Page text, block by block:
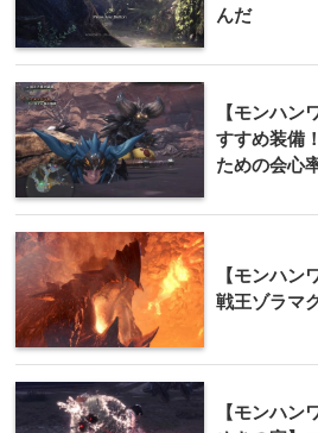
んだ
【モンハン
すすめ装備
ための会心
【モンハン
戦王ゾラマ
【モンハン